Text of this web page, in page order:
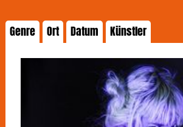
Genre Ort Datum Künstler